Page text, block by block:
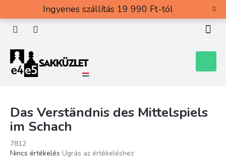
tartalomhoz
Ingyenes szállítás 19 990 Ft-tól
Das Verständnis des Mittelspiels
im Schach
7812
A
Nincs értékelés Ugrás az értékeléshez